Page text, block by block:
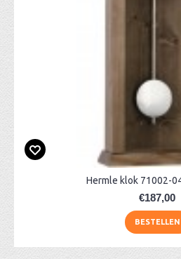
Hermle klok 71002-
€187,00
BESTELLEN